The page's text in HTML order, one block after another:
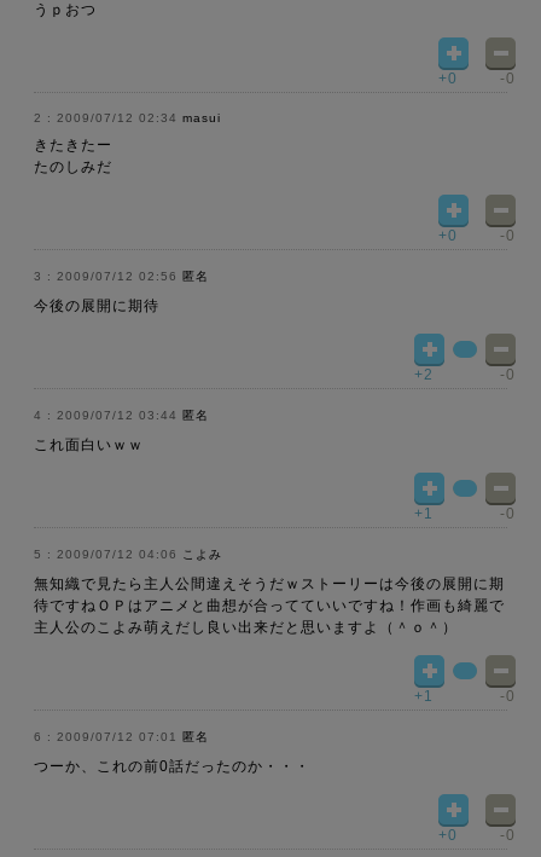
うｐおつ
+0 -0
2009/07/12 02:34 masui
きたきたー
たのしみだ
+0 -0
2009/07/12 02:56 匿名
今後の展開に期待
+2 -0
2009/07/12 03:44 匿名
これ面白いｗｗ
+1 -0
2009/07/12 04:06 こよみ
無知織で見たら主人公間違えそうだｗストーリーは今後の展開に期
待ですねＯＰはアニメと曲想が合ってていいですね！作画も綺麗で
主人公のこよみ萌えだし良い出来だと思いますよ（＾ｏ＾）
+1 -0
2009/07/12 07:01 匿名
つーか、これの前0話だったのか・・・
+0 -0